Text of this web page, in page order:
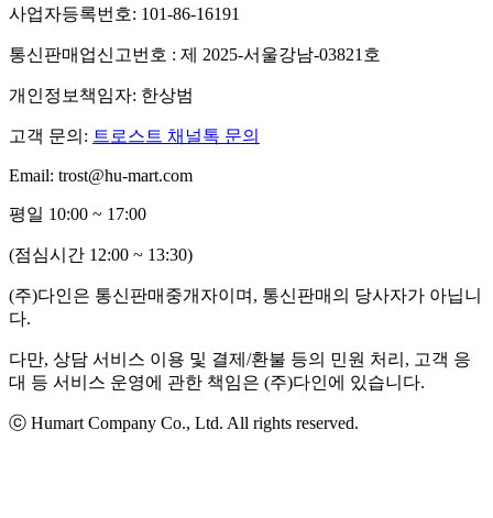
사업자등록번호: 101-86-16191
통신판매업신고번호 : 제 2025-서울강남-03821호
개인정보책임자: 한상범
고객 문의: 트로스트 채널톡 문의
Email: trost@hu-mart.com
평일 10:00 ~ 17:00
(점심시간 12:00 ~ 13:30)
(주)다인은 통신판매중개자이며, 통신판매의 당사자가 아닙니
다.
다만, 상담 서비스 이용 및 결제/환불 등의 민원 처리, 고객 응
대 등 서비스 운영에 관한 책임은 (주)다인에 있습니다.
ⓒ Humart Company Co., Ltd. All rights reserved.